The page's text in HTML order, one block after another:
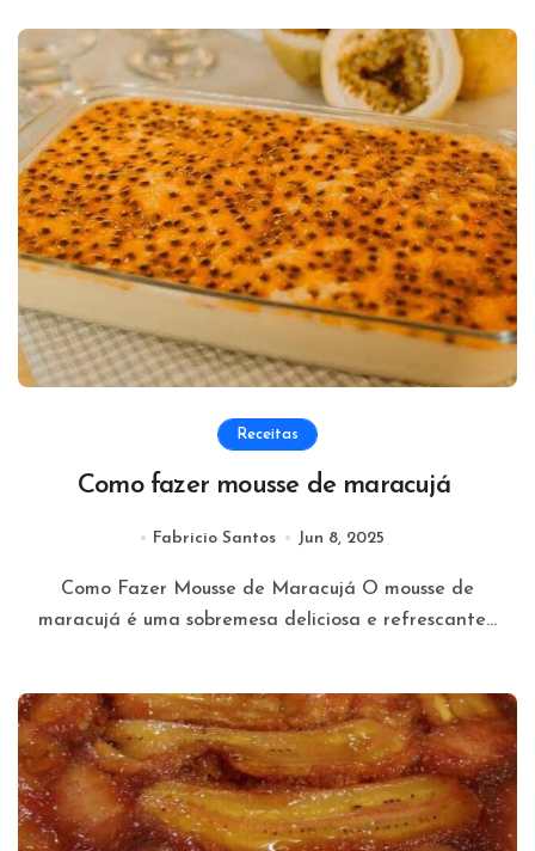
Receitas
Como fazer mousse de maracujá
Fabricio Santos Jun 8, 2025
Como Fazer Mousse de Maracujá O mousse de
maracujá é uma sobremesa deliciosa e refrescante...